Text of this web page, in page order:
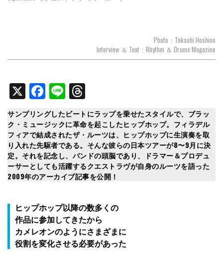
Photo：Takashi Hoshino
Interview ＆ Text：Rhythm ＆ Drums Magazine
X Facebook
Line
サンプリングしたビートにラップを乗せたスタイルで、ブラッ
ク・ミュージックに革命を起こしたヒップホップ。フィラデル
フィアで結成されたザ・ルーツは、ヒップホップに生演奏を取
り入れた先駆者である。そんな彼らの日本ツアーが8〜9月に決
定。それを記念し、バンドの頭脳であり、ドラマー＆プロデュ
ーサーとしても活躍するクエストラヴが自身のルーツを語った
2009年のアーカイブ記事を公開！
ヒップホップ以降の数多くの
作品に参加してきたから
カメレオンのようにさまざまに
役割を変化させる必要があった